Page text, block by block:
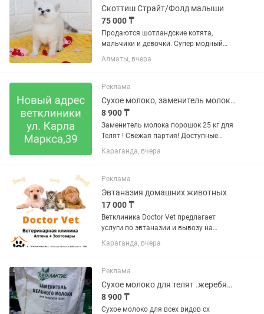
Скоттиш Страйт/Фолд малыши
75 000 ₸
Продаются шотландские котята,
мальчики и девочки. Супер модный
Мраморный яpкий oкpac на серебре,
шубка плюшeвая, не линяют. Кo вceму
Характер - масло, вocпитaнные,...
Алматы, вчера
Реклама
Сухое молоко, заменитель молока для телят
8 900 ₸
Заменитель молока порошок 25 кг для
Телят ! Свежая партия! Доступные
цены!мешок адрес ветаптеки ул. Карла
Маркса ,39 .г.Караганда,ветклиника
Караганда, вчера
Реклама
Эвтаназия домашних животных
17 000 ₸
Ветклиника Doctor Vet предлагает
услуги по эвтаназии и вывозу на
кремацию кошек и собак по
приемлемым ценам тел адрес ул.Карла
вечера )
Караганда, вчера
Реклама
Сухое молоко для телят .жеребят и ягнят
8 900 ₸
Сухое молоко для всех видов сх